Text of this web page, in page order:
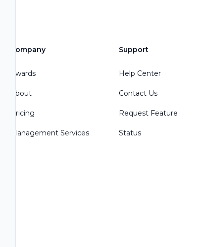
Company
Awards
About
Pricing
Management Services
Support
Help Center
Contact Us
Request Feature
Status